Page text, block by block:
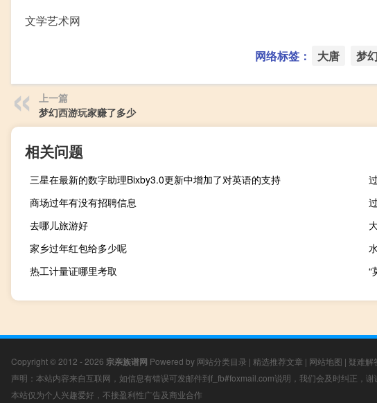
文学艺术网
网络标签： 大唐 梦
上一篇
梦幻西游玩家赚了多少
相关问题
三星在最新的数字助理Bixby3.0更新中增加了对英语的支持
商场过年有没有招聘信息
去哪儿旅游好
家乡过年红包给多少呢
热工计量证哪里考取
“
Copyright © 2012 - 2026 宗亲族谱网 Powered by 网站分类目录 | 精选推荐文章 | 网站地图 | 疑难解
声明：本站内容来自互联网，如信息有错误可发邮件到f_fb#foxmail.com说明，我们会及时纠正，谢
本站仅为个人兴趣爱好，不接盈利性广告及商业合作